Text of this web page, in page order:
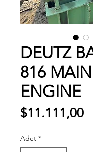
DEUTZ
816 MAIN
ENGINE
$11.111,00
Adet *